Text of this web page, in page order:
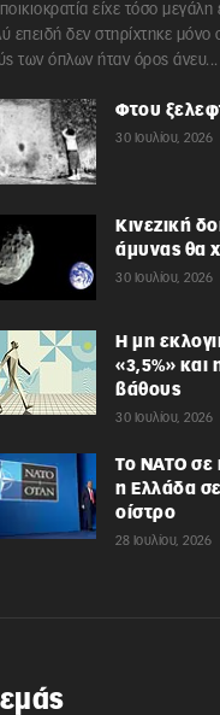
είχε τόσο
επειδή δεν στηρίχτηκε μόνο
των όπλων ήταν όρος άνευ...
Φτου
30 Ιουλίου, 2026
Κινεζική
άμυνας θα
30 Ιουλίου, 2026
Η μη
«3,5%» και
βάθους
30 Ιουλίου, 2026
Το ΝΑΤΟ σε
η Ελλάδα
οίστρο
28 Ιουλίου, 2026